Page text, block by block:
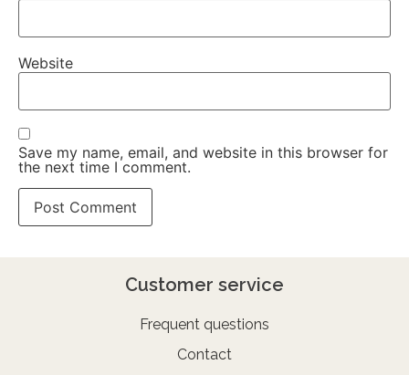
Website
Save my name, email, and website in this browser for
the next time I comment.
Customer service
Frequent questions
Contact